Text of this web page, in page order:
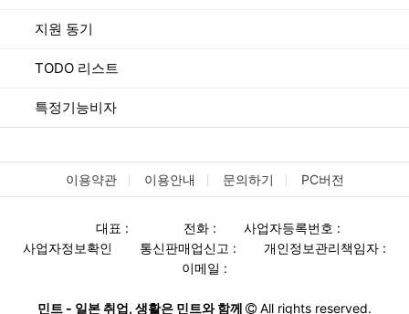
지원 동기
TODO 리스트
특정기능비자
이용약관 이용안내 문의하기 PC버전
대표 : 전화 :
사업자등록번호 :
사업자정보확인
통신판매업신고 :
개인정보관리책임자 :
이메일 :
민트 - 일본 취업, 생활은 민트와 함께 All rights reserved.